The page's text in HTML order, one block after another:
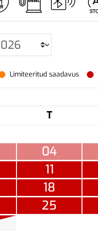
Limiteeritud saadavus
T
04
11
18
25